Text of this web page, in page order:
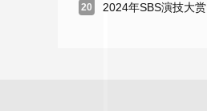
20 2024年SBS演技大赏